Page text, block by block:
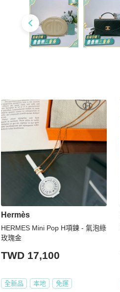
Hermès
HERMES Mini Pop H項鍊 - 氣泡綠
玫瑰金
TWD 17,100
全新品 本地 免運